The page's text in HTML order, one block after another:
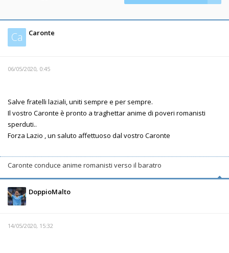
Ca Caronte
06/05/2020, 0:45
Salve fratelli laziali, uniti sempre e per sempre.
Il vostro Caronte è pronto a traghettar anime di poveri romanisti
sperduti..
Forza Lazio , un saluto affettuoso dal vostro Caronte
Caronte conduce anime romanisti verso il baratro
DoppioMalto
14/05/2020, 15:32